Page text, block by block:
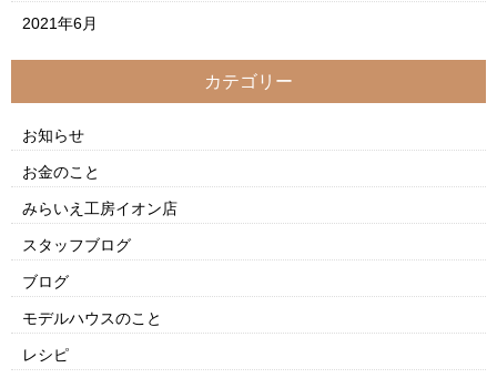
2021年6月
カテゴリー
お知らせ
お金のこと
みらいえ工房イオン店
スタッフブログ
ブログ
モデルハウスのこと
レシピ